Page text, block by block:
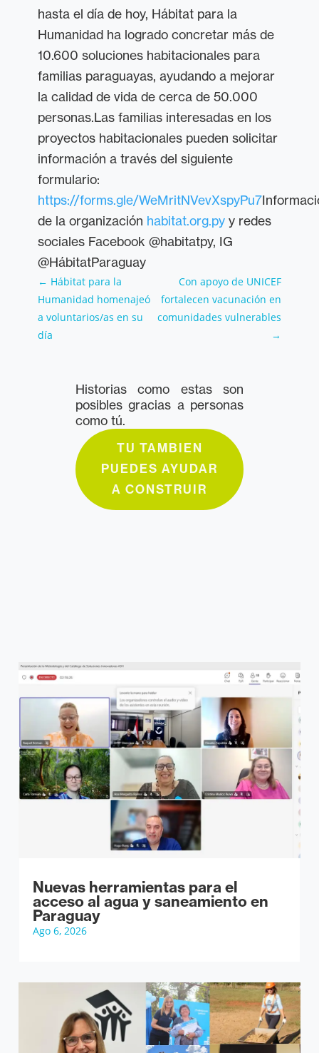
hasta el día de hoy, Hábitat para la
Humanidad ha logrado concretar más de
10.600 soluciones habitacionales para
familias paraguayas, ayudando a mejorar
la calidad de vida de cerca de 50.000
personas.Las familias interesadas en los
proyectos habitacionales pueden solicitar
información a través del siguiente
formulario:
https://forms.gle/WeMritNVevXspyPu7
de la organización habitat.org.pyy redes
sociales Facebook @habitatpy, IG
@HábitatParaguay
← Hábitat para la
Humanidad homenajeó
a voluntarios/as en su
día
Con apoyo de UNICEF
fortalecen vacunación en
comunidades vulnerables
→
Historias como estas son
posibles gracias a personas
como tú.
TU TAMBIEN
PUEDES AYUDAR
A CONSTRUIR
Nuevas herramientas para el
acceso al agua y saneamiento en
Paraguay
Ago 6, 2026